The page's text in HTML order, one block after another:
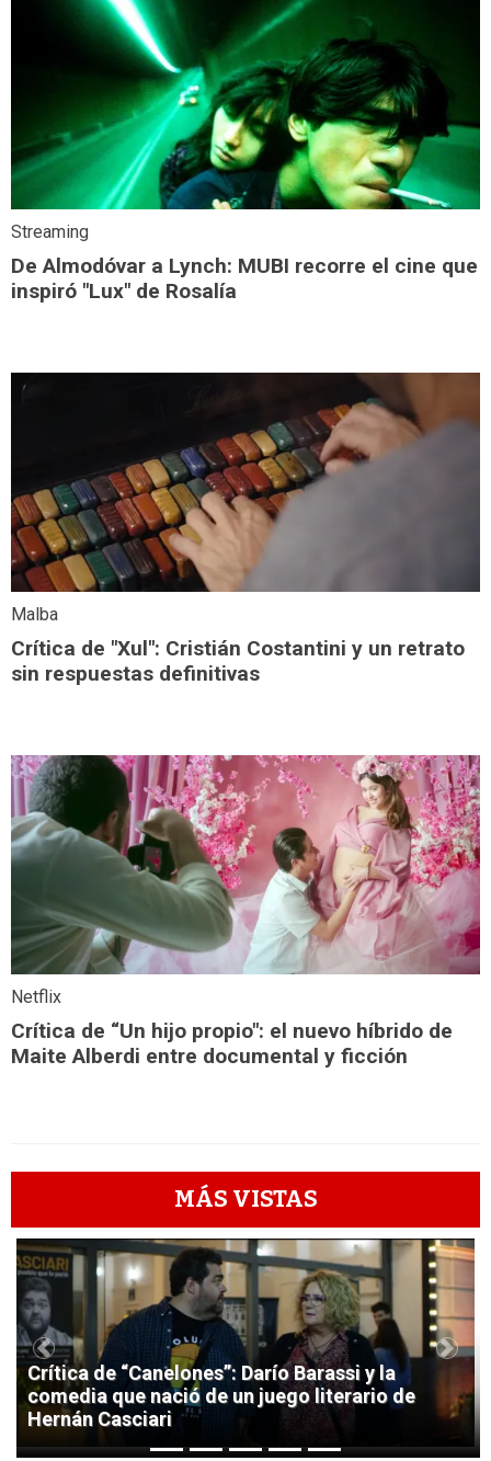
Streaming
De Almodóvar a Lynch: MUBI recorre el cine que
inspiró "Lux" de Rosalía
Malba
Crítica de "Xul": Cristián Costantini y un retrato
sin respuestas definitivas
Netflix
Crítica de “Un hijo propio": el nuevo híbrido de
Maite Alberdi entre documental y ficción
MÁS VISTAS
1
Crítica de “Canelones”: Darío Barassi y la
comedia que nació de un juego literario de
Hernán Casciari
Previous Next